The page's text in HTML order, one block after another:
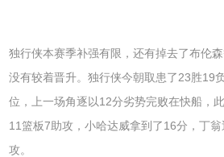
独行侠本赛季补强有限，还有掉去了布伦
没有较着晋升。独行侠今朝取患了23胜19
位，上一场角逐以12分劣势完败在快船，
11篮板7助攻，小哈达威拿到了16分，丁
攻。